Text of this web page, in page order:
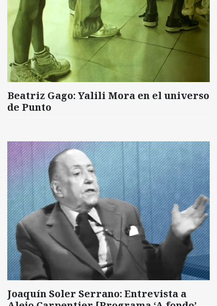
Beatriz Gago: Yalili Mora en el universo
de Punto
Joaquín Soler Serrano: Entrevista a